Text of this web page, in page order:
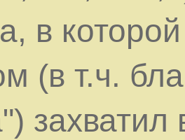
в
(в т.ч.
захватил